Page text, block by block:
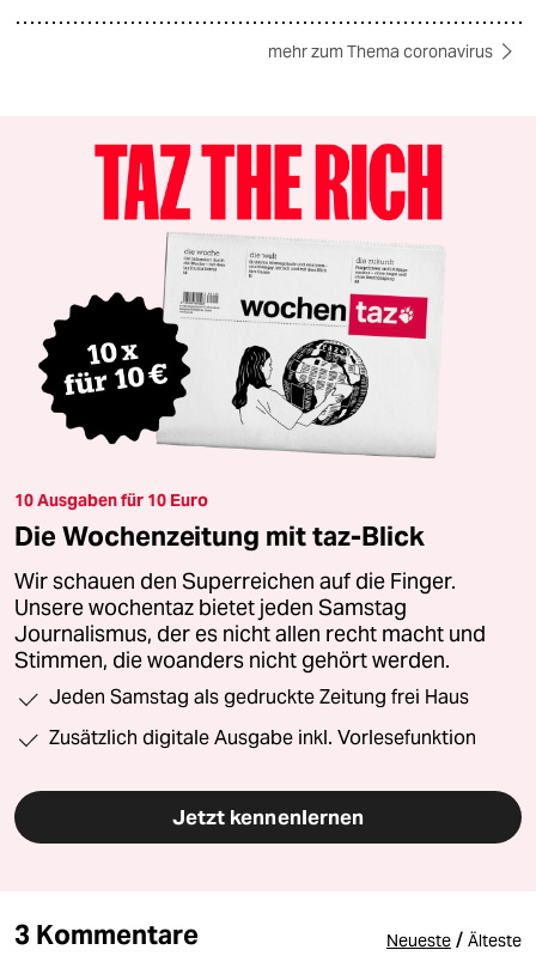
mehr zum Thema coronavirus
10 Ausgaben für 10 Euro
Die Wochenzeitung mit taz-Blick
Wir schauen den Superreichen auf die Finger.
Unsere wochentaz bietet jeden Samstag
Journalismus, der es nicht allen recht macht und
Stimmen, die woanders nicht gehört werden.
Jeden Samstag als gedruckte Zeitung frei Haus
Zusätzlich digitale Ausgabe inkl. Vorlesefunktion
Jetzt kennenlernen
3 Kommentare Neueste / Älteste